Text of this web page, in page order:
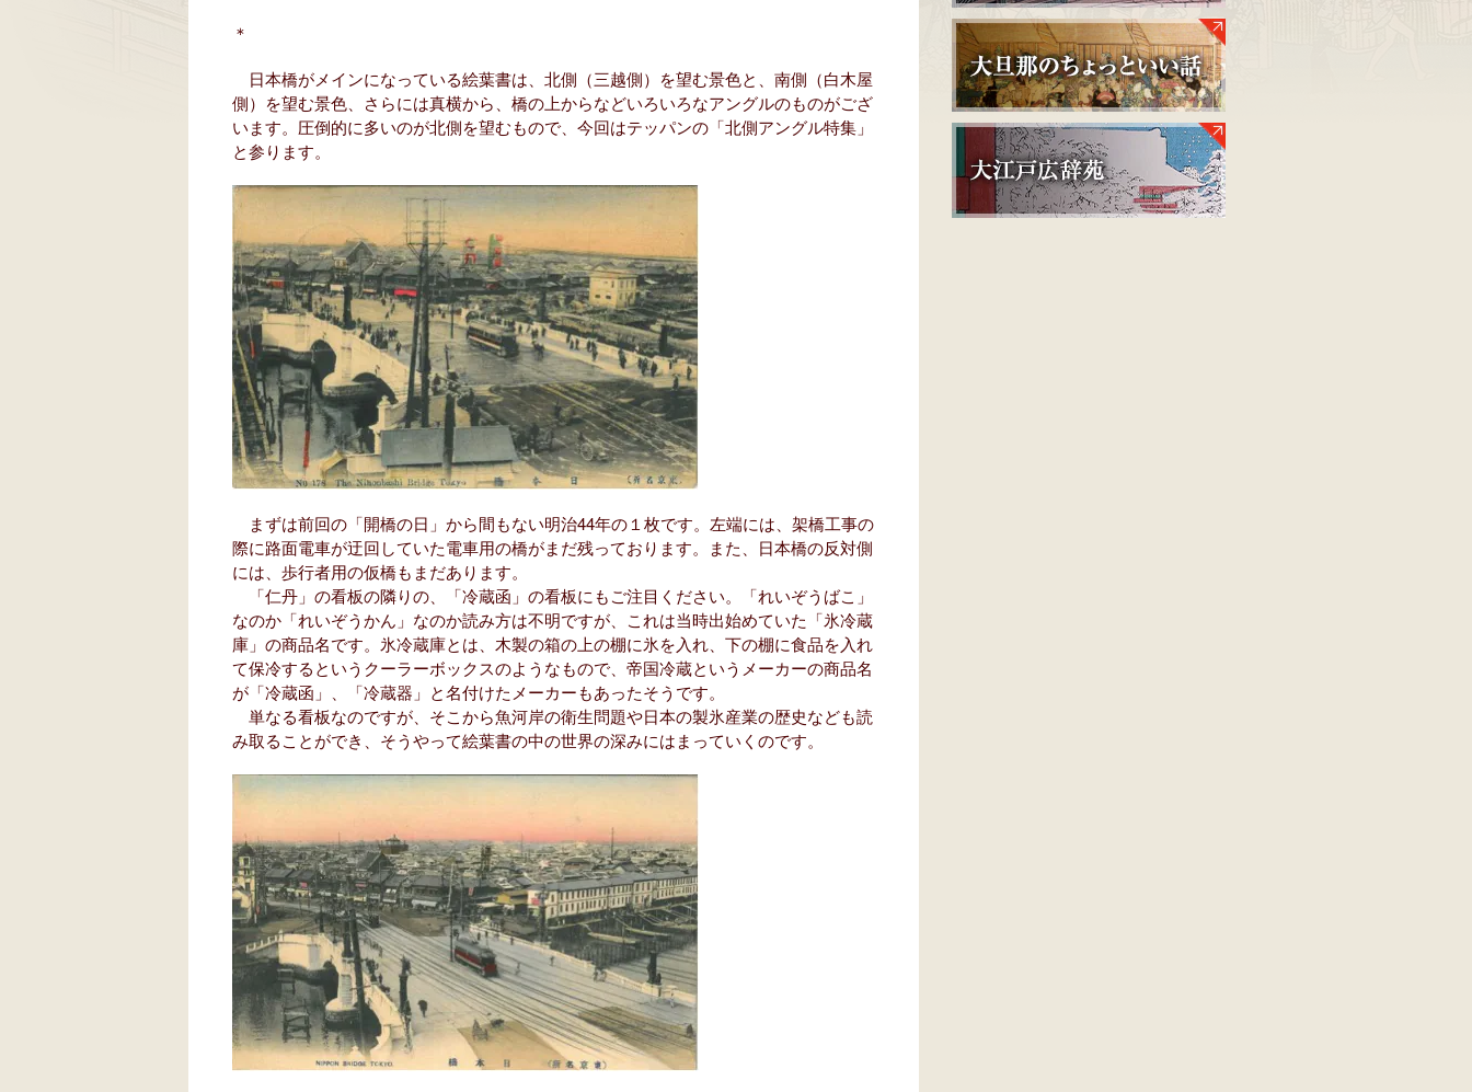
＊
日本橋がメインになっている絵葉書は、北側（三越側）を望む景色と、南側（白木屋
側）を望む景色、さらには真横から、橋の上からなどいろいろなアングルのものがござ
います。圧倒的に多いのが北側を望むもので、今回はテッパンの「北側アングル特集」
と参ります。
まずは前回の「開橋の日」から間もない明治44年の１枚です。左端には、架橋工事の
際に路面電車が迂回していた電車用の橋がまだ残っております。また、日本橋の反対側
には、歩行者用の仮橋もまだあります。
「仁丹」の看板の隣りの、「冷蔵函」の看板にもご注目ください。「れいぞうばこ」
なのか「れいぞうかん」なのか読み方は不明ですが、これは当時出始めていた「氷冷蔵
庫」の商品名です。氷冷蔵庫とは、木製の箱の上の棚に氷を入れ、下の棚に食品を入れ
て保冷するというクーラーボックスのようなもので、帝国冷蔵というメーカーの商品名
が「冷蔵函」、「冷蔵器」と名付けたメーカーもあったそうです。
単なる看板なのですが、そこから魚河岸の衛生問題や日本の製氷産業の歴史なども読
み取ることができ、そうやって絵葉書の中の世界の深みにはまっていくのです。